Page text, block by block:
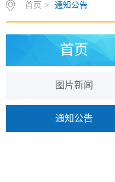
首页 > 通知公告
首页
图片新闻
通知公告